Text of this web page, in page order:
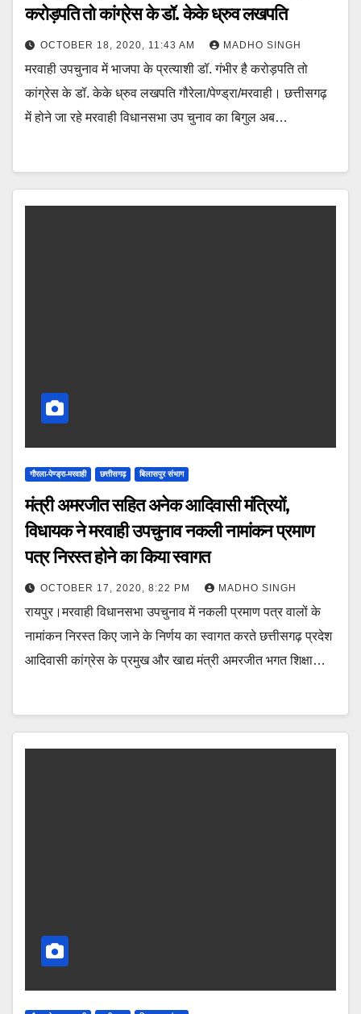
करोड़पति तो कांग्रेस के डॉ. केके ध्रुव लखपति
OCTOBER 18, 2020, 11:43 AM MADHO SINGH
मरवाही उपचुनाव में भाजपा के प्रत्याशी डॉ. गंभीर है करोड़पति तो
कांग्रेस के डॉ. केके ध्रुव लखपति गौरेला/पेण्ड्रा/मरवाही। छत्तीसगढ़
में होने जा रहे मरवाही विधानसभा उप चुनाव का बिगुल अब…
गौरला-पेण्ड्रा-मरवाही छत्तीसगढ़ बिलासपुर संभाग
मंत्री अमरजीत सहित अनेक आदिवासी मंत्रियों,
विधायक ने मरवाही उपचुनाव नकली नामांकन प्रमाण
पत्र निरस्त होने का किया स्वागत
OCTOBER 17, 2020, 8:22 PM MADHO SINGH
रायपुर।मरवाही विधानसभा उपचुनाव में नकली प्रमाण पत्र वालों के
नामांकन निरस्त किए जाने के निर्णय का स्वागत करते छत्तीसगढ़ प्रदेश
आदिवासी कांग्रेस के प्रमुख और खाद्य मंत्री अमरजीत भगत शिक्षा…